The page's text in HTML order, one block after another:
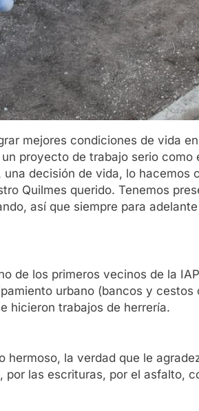
mejores condiciones de vida
proyecto de trabajo serio
decisión de vida, lo hacemos
Quilmes querido. Tenemos
así que siempre para
de los primeros vecinos de la
urbano (bancos y
hicieron trabajos de herrería.
la verdad que le
las escrituras, por el asfalto,